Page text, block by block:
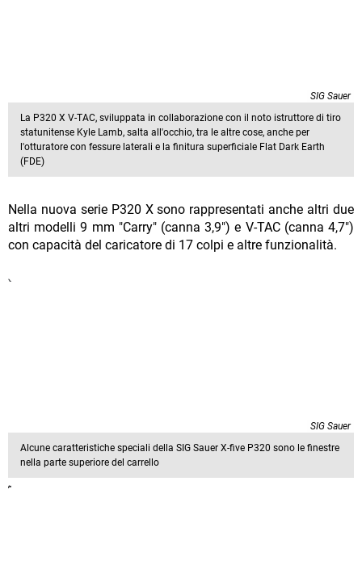
SIG Sauer
La P320 X V-TAC, sviluppata in collaborazione con il noto istruttore di tiro
statunitense Kyle Lamb, salta all'occhio, tra le altre cose, anche per
l'otturatore con fessure laterali e la finitura superficiale Flat Dark Earth
(FDE)
Nella nuova serie P320 X sono rappresentati anche altri due
altri modelli 9 mm "Carry" (canna 3,9") e V-TAC (canna 4,7")
con capacità del caricatore di 17 colpi e altre funzionalità.
SIG Sauer
Alcune caratteristiche speciali della SIG Sauer X-five P320 sono le finestre
nella parte superiore del carrello